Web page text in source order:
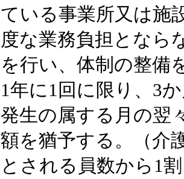
ている事業所又は施
度な業務負担となら
を行い、体制の整備
1年に1回に限り、3
発生の属する月の翌
額を猶予する。（介
とされる員数から1